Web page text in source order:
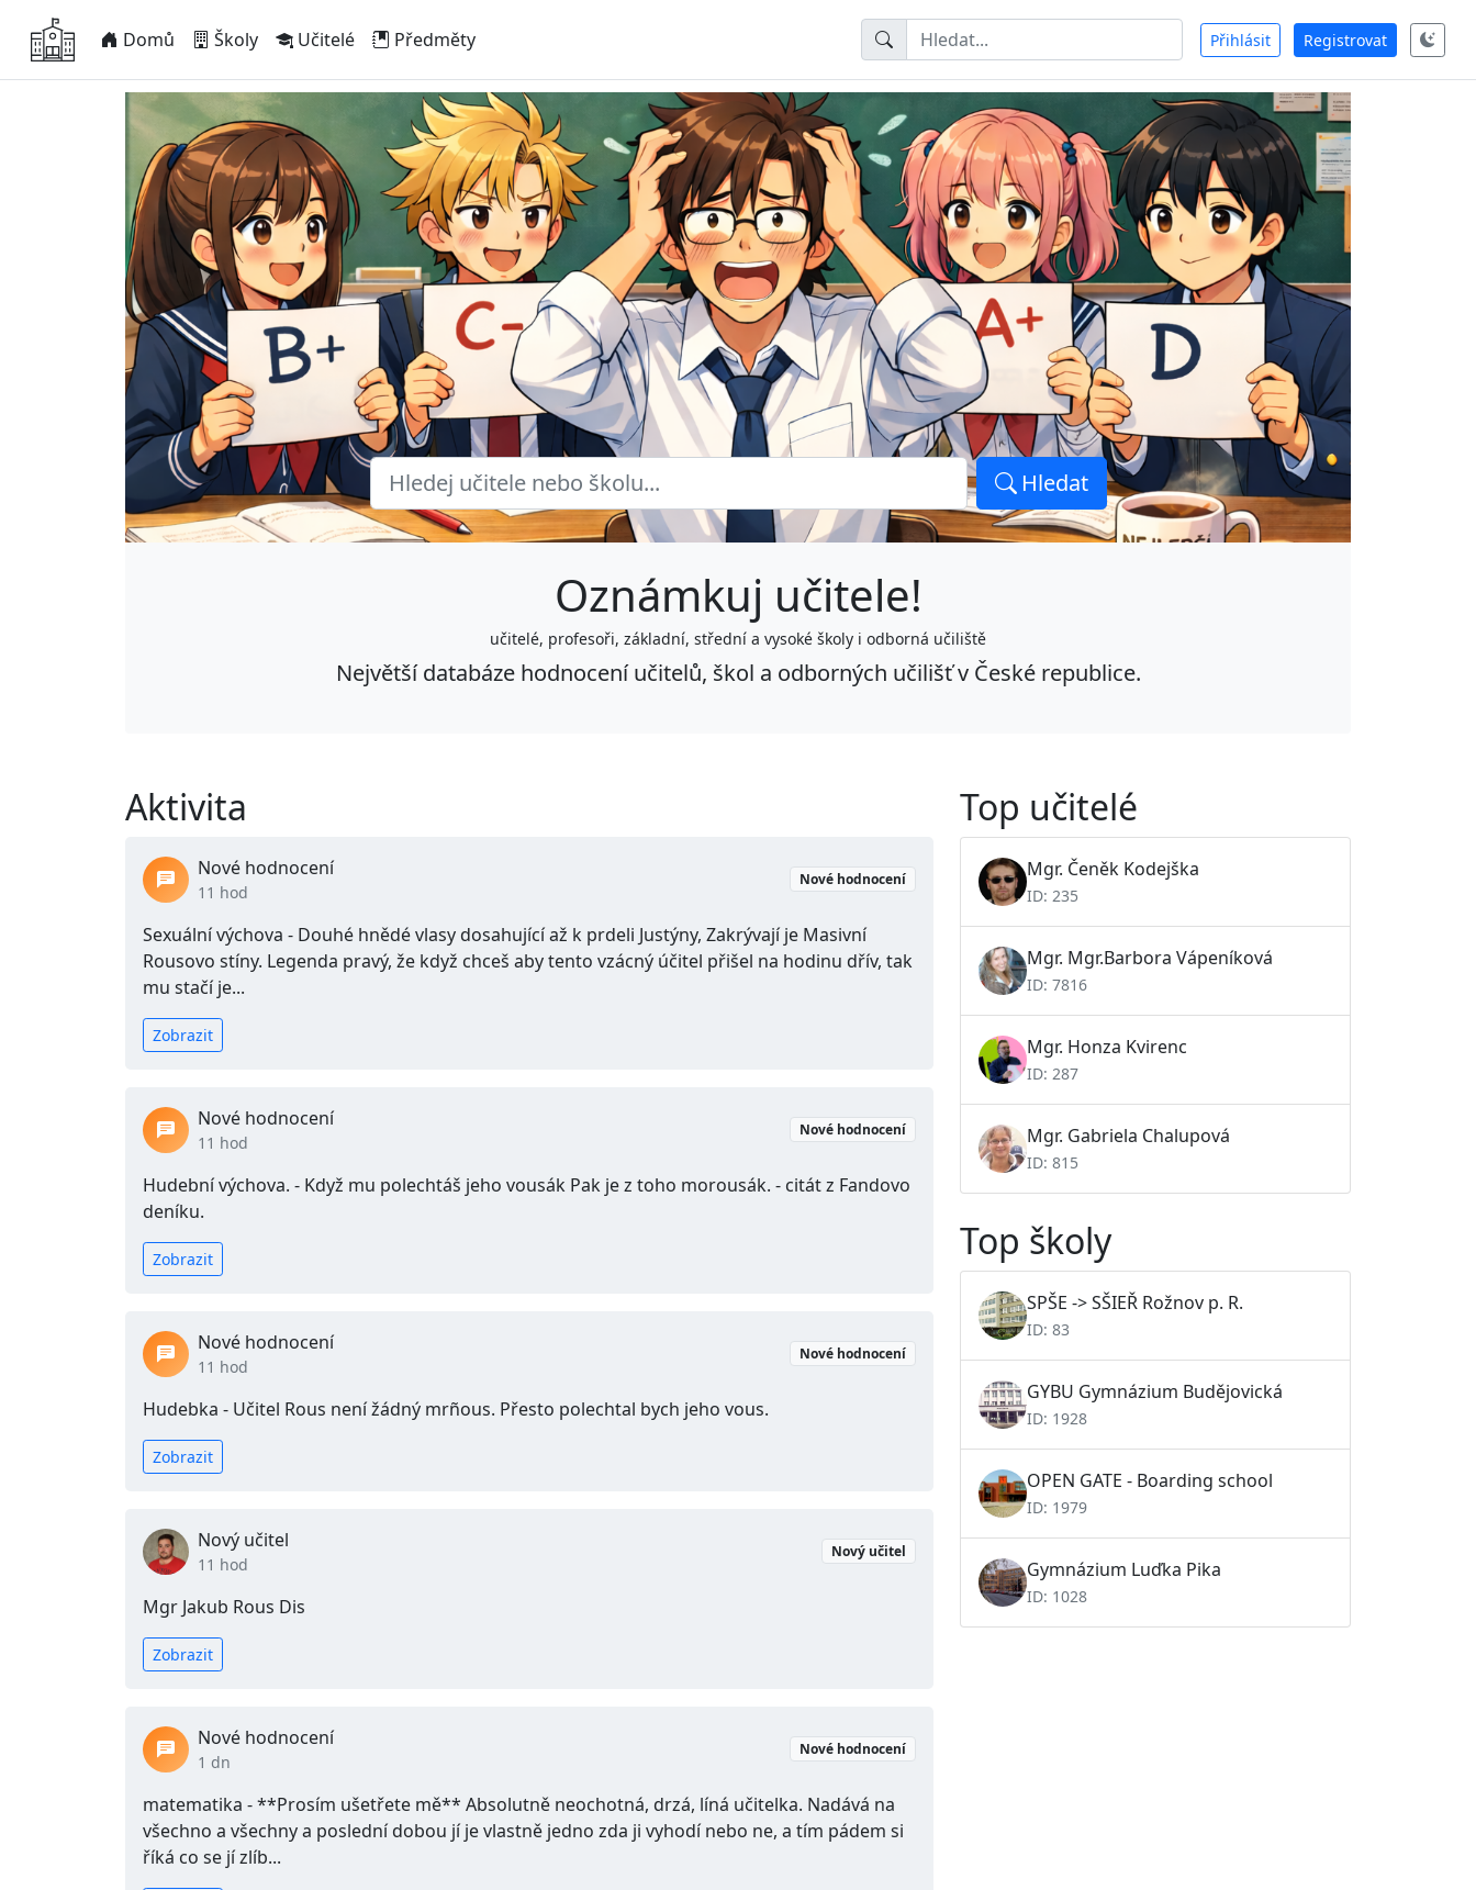
Domů Školy Učitelé Předměty Přihlásit Registrovat
Hledat
Oznámkuj učitele!
učitelé, profesoři, základní, střední a vysoké školy i odborná učiliště
Největší databáze hodnocení učitelů, škol a odborných učilišť v České republice.
Aktivita
Nové hodnocení
11 hod
Nové hodnocení
Sexuální výchova - Douhé hnědé vlasy dosahující až k prdeli Justýny, Zakrývají je Masivní
Rousovo stíny. Legenda pravý, že když chceš aby tento vzácný účitel přišel na hodinu dřív, tak
mu stačí je...
Zobrazit
Nové hodnocení
11 hod
Nové hodnocení
Hudební výchova. - Když mu polechtáš jeho vousák Pak je z toho morousák. - citát z Fandovo
deníku.
Zobrazit
Nové hodnocení
11 hod
Nové hodnocení
Hudebka - Učitel Rous není žádný mrñous. Přesto polechtal bych jeho vous.
Zobrazit
Nový učitel
11 hod
Nový učitel
Mgr Jakub Rous Dis
Zobrazit
Nové hodnocení
1 dn
Nové hodnocení
matematika - **Prosím ušetřete mě** Absolutně neochotná, drzá, líná učitelka. Nadává na
všechno a všechny a poslední dobou jí je vlastně jedno zda ji vyhodí nebo ne, a tím pádem si
říká co se jí zlíb...
Top učitelé
Mgr. Čeněk Kodejška
ID: 235
Mgr. Mgr.Barbora Vápeníková
ID: 7816
Mgr. Honza Kvirenc
ID: 287
Mgr. Gabriela Chalupová
ID: 815
Top školy
SPŠE -> SŠIEŘ Rožnov p. R.
ID: 83
GYBU Gymnázium Budějovická
ID: 1928
OPEN GATE - Boarding school
ID: 1979
Gymnázium Luďka Pika
ID: 1028